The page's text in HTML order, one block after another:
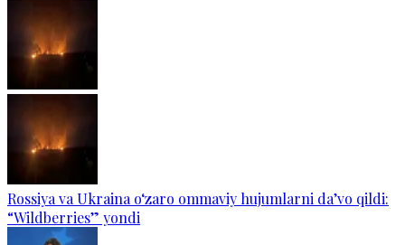
Rossiya va Ukraina o‘zaro ommaviy hujumlarni da’vo qildi:
“Wildberries” yondi